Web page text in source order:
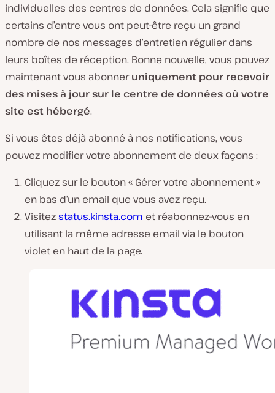
individuelles des centres de données. Cela signifie que
certains d’entre vous ont peut-être reçu un grand
nombre de nos messages d’entretien régulier dans
leurs boîtes de réception. Bonne nouvelle, vous pouvez
maintenant vous abonneruniquement pour recevoir
des mises à jour sur le centre de données où votre
site est hébergé.
Si vous êtes déjà abonné à nos notifications, vous
pouvez modifier votre abonnement de deux façons :
Cliquez sur le bouton « Gérer votre abonnement »
en bas d’un email que vous avez reçu.
Visitezstatus.kinsta.com et réabonnez-vous en
utilisant la même adresse email via le bouton
violet en haut de la page.